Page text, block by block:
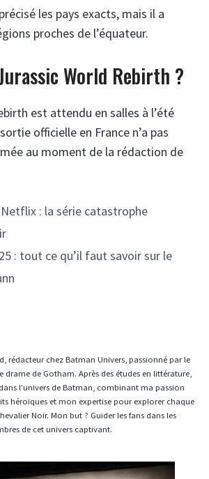
les pays exacts, mais il a
proches de l’équateur.
World Rebirth ?
est attendu en salles à l’été
officielle en France n’a pas
au moment de la rédaction de
: la série catastrophe
: tout ce qu’il faut savoir sur le
rédacteur chez Batman Univers, passionné par le
drame de Gotham. Après des études en littérature,
l’univers de Batman, combinant ma passion
héroïques et mon expertise pour explorer chaque
Noir. Mon but ? Guider les fans dans les
de cet univers captivant.